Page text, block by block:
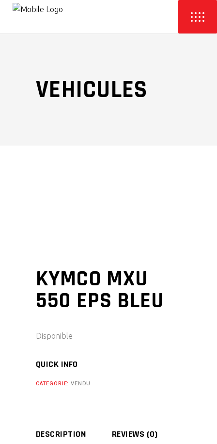
VEHICULES
KYMCO MXU
550 EPS BLEU
Disponible
QUICK INFO
CATEGORIE:VENDU
DESCRIPTION REVIEWS (0)